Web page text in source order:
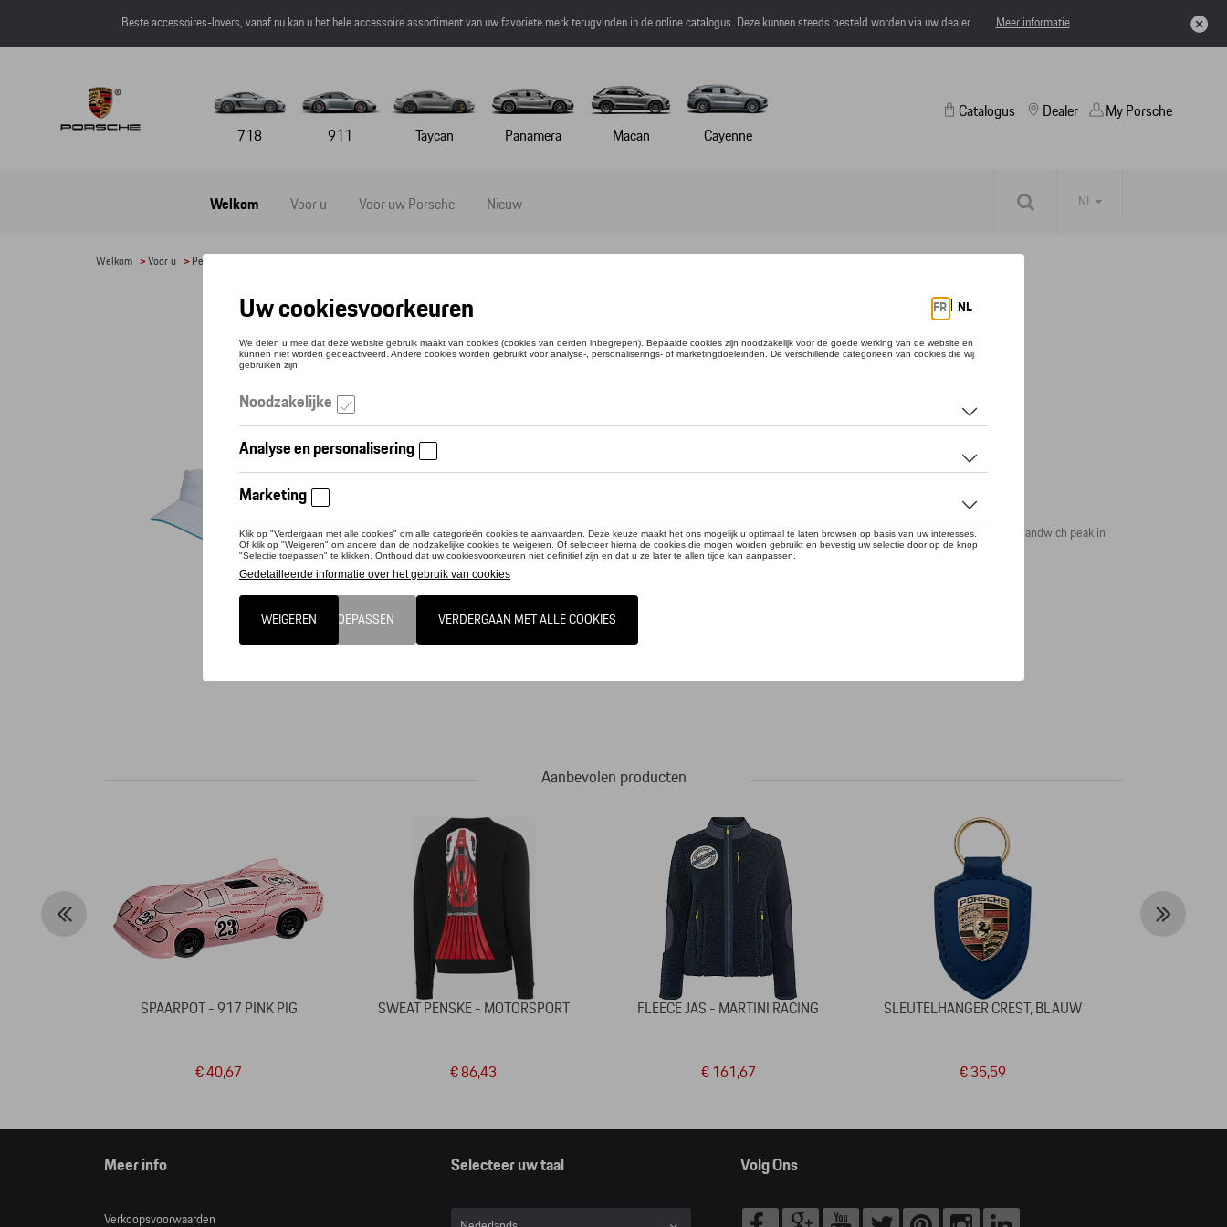
Beste accessoires-lovers, vanaf nu kan u het hele accessoire assortiment van uw favoriete merk terugvinden in de online catalogus. Deze kunnen steeds besteld worden via uw dealer. Meer informatie
718 911 Taycan Panamera Macan Cayenne
Catalogus
Welkom Voor u Voor uw Porsche Nieuw
Dealer My Porsche
NL
Welkom >Voor u > Petten en mutsen
ZONNEKLEP
Referentie: WAP5410020M0SP
Contacteer uw dealer voor beschikbaarheid
De elastische stof zorgt voor een comfortabele pasvorm. Sneldrogend en ademend. Lineair reliëf en Porsche logo op de voorkant. Sandwich peak in
lichtblauw. Snapback sluiting met Porsche embleem en stiksels in lichtblauw. One-size-fits-all.
Aanbevolen producten
SPAARPOT - 917 PINK PIG
€ 40,67
SWEAT PENSKE - MOTORSPORT
€ 86,43
FLEECE JAS - MARTINI RACING
€ 161,67
SLEUTELHANGER CREST, BLAUW
€ 35,59
Meer info
Verkoopsvoorwaarden
Selecteer uw taal Volg Ons